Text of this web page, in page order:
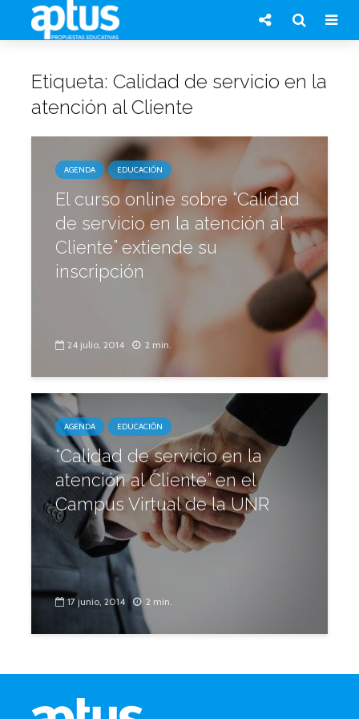
Etiqueta: Calidad de servicio en la
atención al Cliente
AGENDA EDUCACIÓN
El curso online sobre “Calidad
de servicio en la atención al
Cliente” extiende su
inscripción
24 julio, 2014 2 min.
AGENDA EDUCACIÓN
“Calidad de servicio en la
atención al Cliente” en el
Campus Virtual de la UNR
17 junio, 2014 2 min.